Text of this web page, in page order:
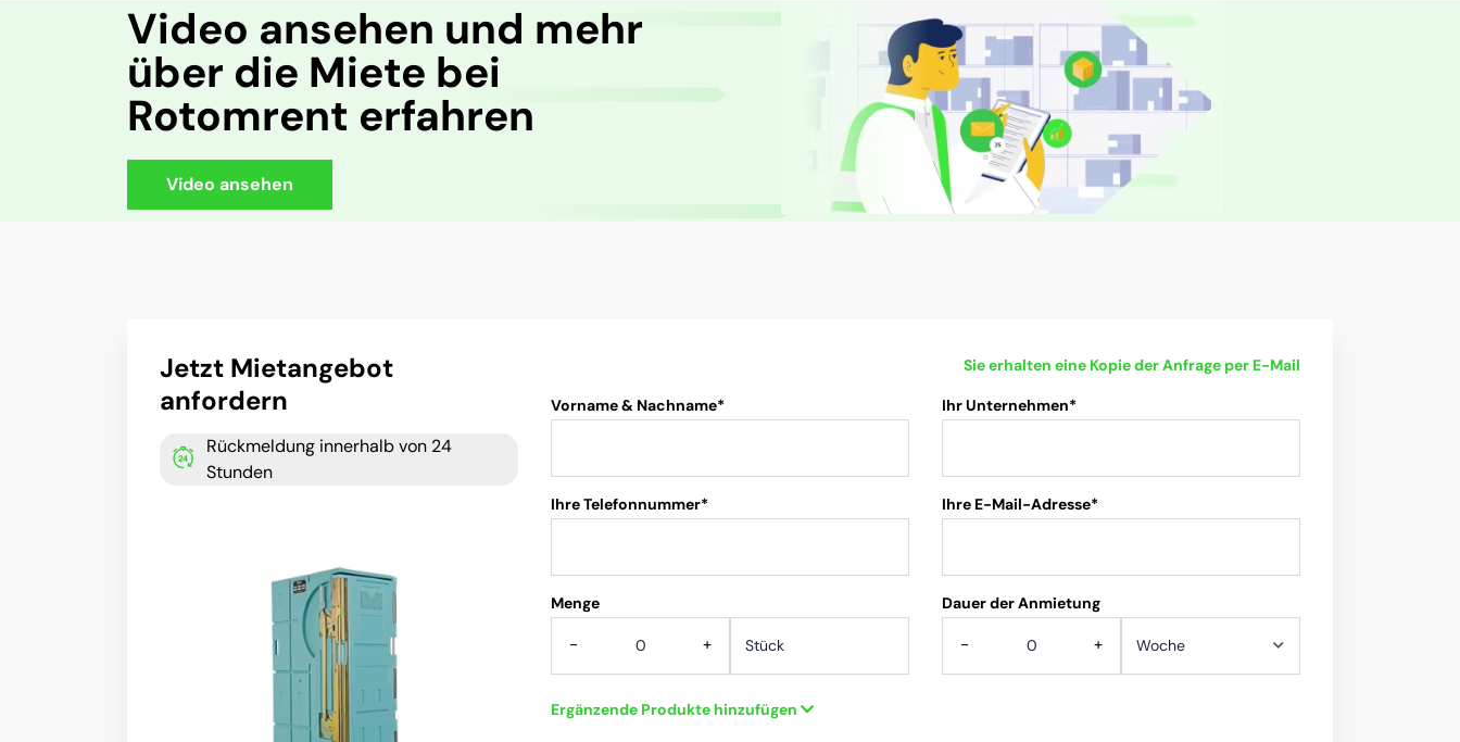
Video ansehen und mehr
über die Miete bei
Rotomrent erfahren
Video ansehen
Jetzt Mietangebot
anfordern
Rückmeldung innerhalb von 24
Stunden
Sie erhalten eine Kopie der Anfrage per E-Mail
Vorname & Nachname* Ihr Unternehmen*
Ihre Telefonnummer* Ihre E-Mail-Adresse*
Menge
- +
Dauer der Anmietung
- +
Ergänzende Produkte hinzufügen